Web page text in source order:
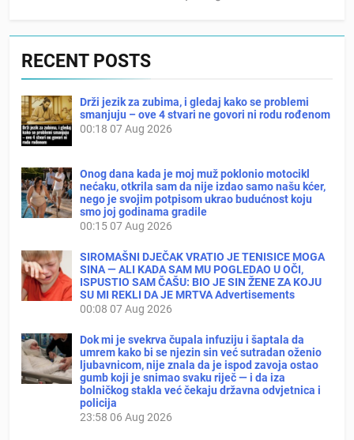
RECENT POSTS
Drži jezik za zubima, i gledaj kako se problemi
smanjuju – ove 4 stvari ne govori ni rodu rođenom
00:18 07 Aug 2026
Onog dana kada je moj muž poklonio motocikl
nećaku, otkrila sam da nije izdao samo našu kćer,
nego je svojim potpisom ukrao budućnost koju
smo joj godinama gradile
00:1507 Aug 2026
SIROMAŠNI DJEČAK VRATIO JE TENISICE MOGA
SINA — ALI KADA SAM MU POGLEDAO U OČI,
ISPUSTIO SAM ČAŠU: BIO JE SIN ŽENE ZA KOJU
SU MI REKLI DA JE MRTVA Advertisements
00:08 07 Aug 2026
Dok mi je svekrva čupala infuziju i šaptala da
umrem kako bi se njezin sin već sutradan oženio
ljubavnicom, nije znala da je ispod zavoja ostao
gumb koji je snimao svaku riječ — i da iza
bolničkog stakla već čekaju državna odvjetnica i
policija
23:58 06 Aug 2026